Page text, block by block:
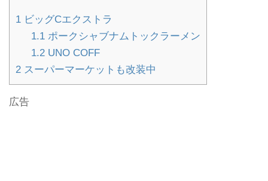
1 ビッグCエクストラ
1.1ポークシャブナムトックラーメン
1.2UNO COFF
2 スーパーマーケットも改装中
広告